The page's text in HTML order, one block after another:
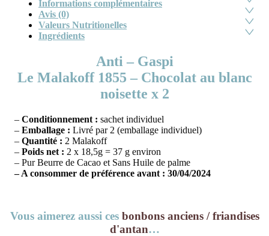
Informations complémentaires
Avis (0)
Valeurs Nutritionelles
Ingrédients
Anti – Gaspi
Le Malakoff 1855 – Chocolat au blanc
noisette x 2
– Conditionnement : sachet individuel
– Emballage : Livré par 2 (emballage individuel)
– Quantité : 2 Malakoff
– Poids net : 2 x 18,5g = 37 g environ
– Pur Beurre de Cacao et Sans Huile de palme
– A consommer de préférence avant : 30/04/2024
Vous aimerez aussi ces bonbons anciens / friandises
d'antan…